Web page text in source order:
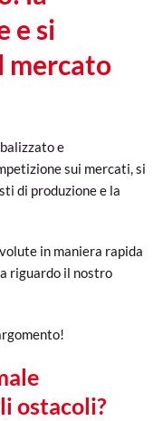
e si
mercato
e
sui mercati, si
di produzione e la
in maniera rapida
riguardo il nostro
ostacoli?